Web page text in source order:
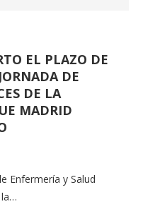
EL PLAZO DE
DE
DE LA
MADRID
Enfermería y Salud
la…